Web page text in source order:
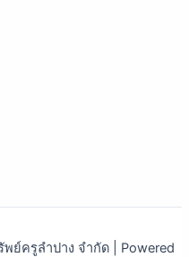
ครูลำปาง จำกัด | Powered